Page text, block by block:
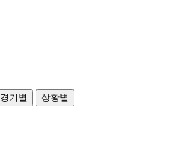
경기별 상황별